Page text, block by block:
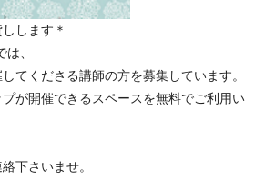
します＊
、
てくださる講師の方を募集しています。
が開催できるスペースを無料でご利用い
下さいませ。